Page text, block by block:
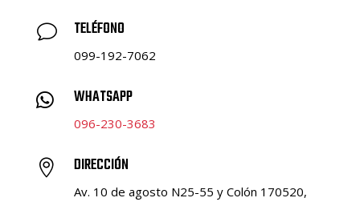
v TELÉFONO
099-192-7062
 WHATSAPP
096-230-3683
 DIRECCIÓN
Av. 10 de agosto N25-55 y Colón 170520,